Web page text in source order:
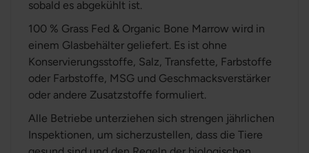
sobald es abgekühlt ist.
100 % Grass Fed & Organic Bone Marrow wird in
einem Glasbehälter geliefert. Es ist ohne
Konservierungsstoffe, Salz, Transfette, Farbstoffe
oder Farbstoffe, MSG und Geschmacksverstärker
oder andere Zusatzstoffe formuliert.
Alle Betriebe unterziehen sich strengen jährlichen
Inspektionen, um sicherzustellen, dass die Tiere